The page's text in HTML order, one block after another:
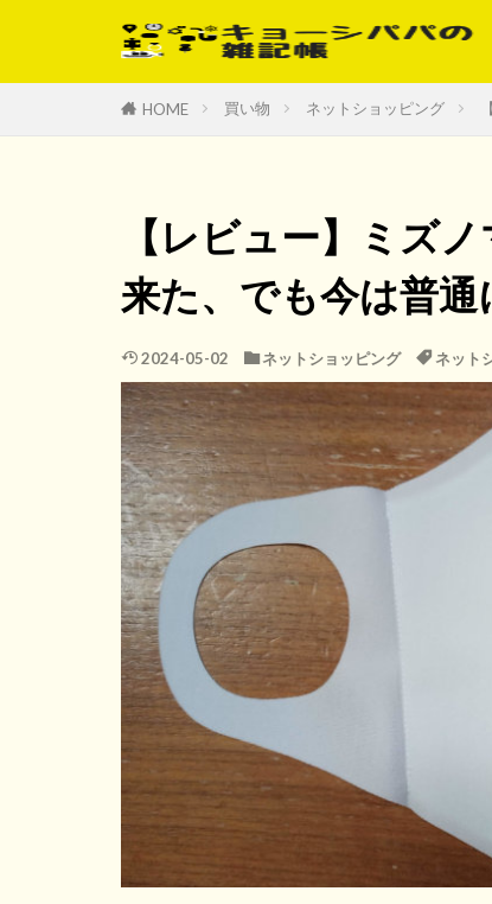
HOME 買い物 ネットショッピング
【レビュー】ミズ
来た、でも今は普通
2024-05-02 ネットショッピング ネット